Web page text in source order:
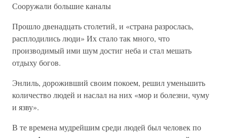
Сооружали большие каналы
Прошло двенадцать столетий, и «страна разрослась,
расплодились люди» Их стало так много, что
производимый ими шум достиг неба и стал мешать
отдыху богов.
Энлиль, дороживший своим покоем, решил уменьшить
количество людей и наслал на них «мор и болезни, чуму
и язву».
В те времена мудрейшим среди людей был человек по